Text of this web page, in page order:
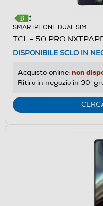
SMARTPHONE DUAL SIM
TCL - 50 PRO
DISPONIBILE SOLO IN
Acquisto online: non
Ritiro in negozio in 30'